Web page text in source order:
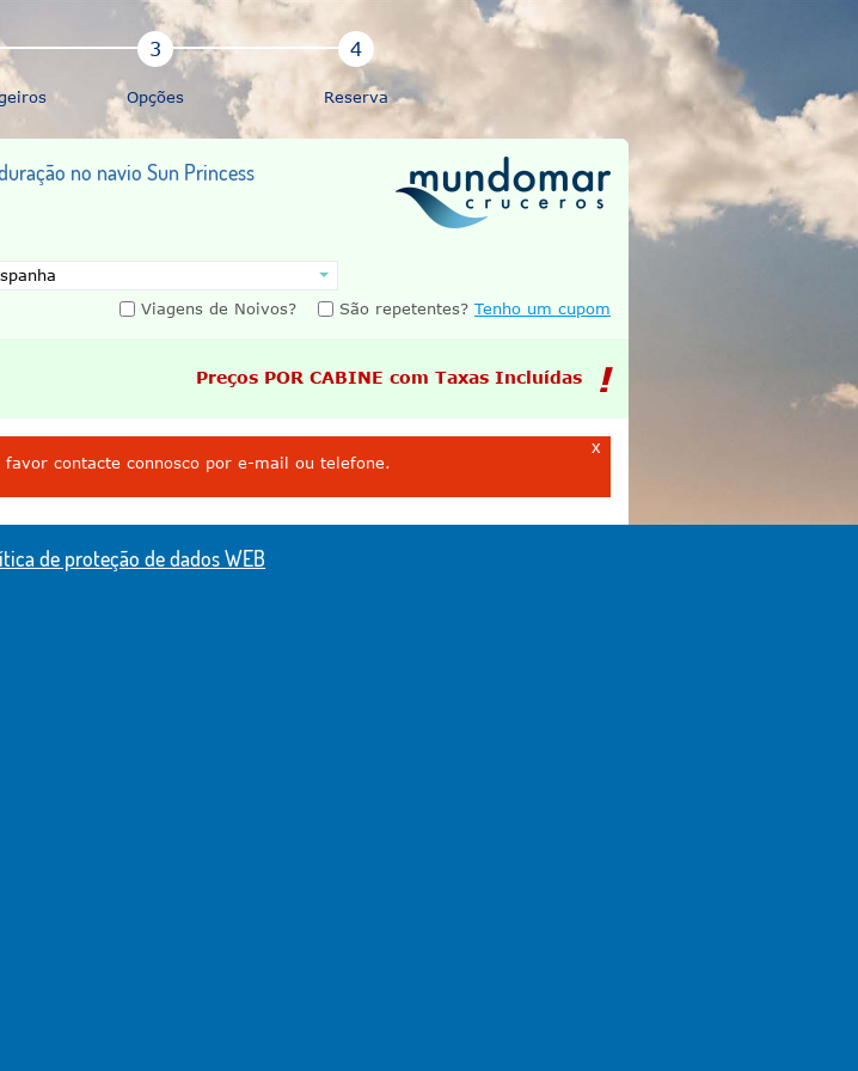
Opções Reserva
no navio Sun Princess
Viagens de Noivos?
São repetentes? Tenho um cupom
Preços POR CABINE com Taxas Incluídas
x
contacte connosco por e-mail ou telefone.
de proteção de dados WEB